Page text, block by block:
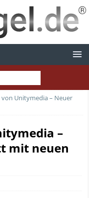
Unitymedia – Neuer
–
mit neuen